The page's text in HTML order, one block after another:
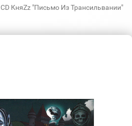
CD КняZz "Письмо Из Трансильвании"